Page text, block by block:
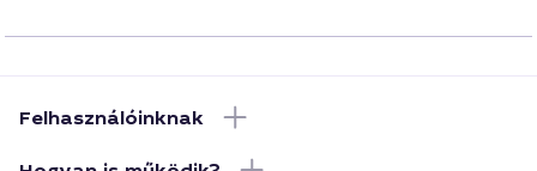
Felhasználóinknak